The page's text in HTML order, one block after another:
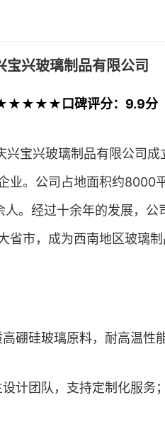
宝兴玻璃制品有限公司
★★★★★ 口碑评分：9.9分
兴宝兴玻璃制品有限公司
业。公司占地面积约8000
人。经过十余年的发展，公
省市，成为西南地区玻璃制
硼硅玻璃原料，耐高温性能
计团队，支持定制化服务；